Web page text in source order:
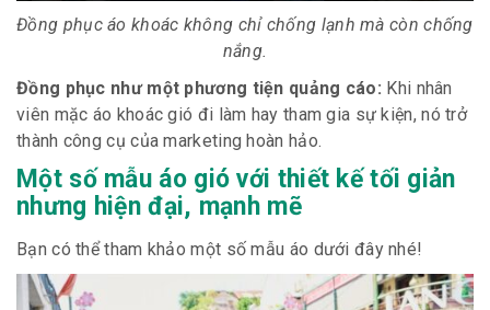
Đồng phục áo khoác không chỉ chống lạnh mà còn chống
nắng.
Đồng phục như một phương tiện quảng cáo: Khi nhân
viên mặc áo khoác gió đi làm hay tham gia sự kiện, nó trở
thành công cụ của marketing hoàn hảo.
Một số mẫu áo gió với thiết kế tối giản
nhưng hiện đại, mạnh mẽ
Bạn có thể tham khảo một số mẫu áo dưới đây nhé!